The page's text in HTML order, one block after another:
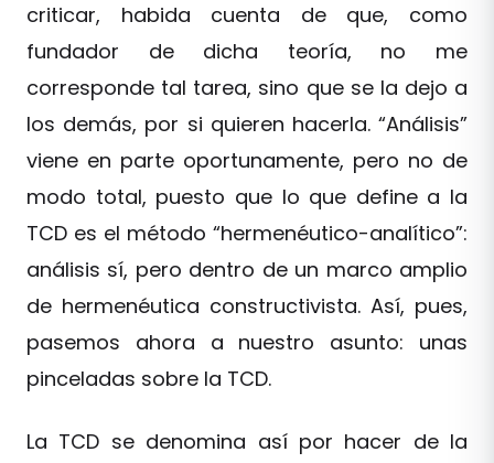
criticar, habida cuenta de que, como
fundador de dicha teoría, no me
corresponde tal tarea, sino que se la dejo a
los demás, por si quieren hacerla. “Análisis”
viene en parte oportunamente, pero no de
modo total, puesto que lo que define a la
TCD es el método “hermenéutico-analítico”:
análisis sí, pero dentro de un marco amplio
de hermenéutica constructivista. Así, pues,
pasemos ahora a nuestro asunto: unas
pinceladas sobre la TCD.
La TCD se denomina así por hacer de la